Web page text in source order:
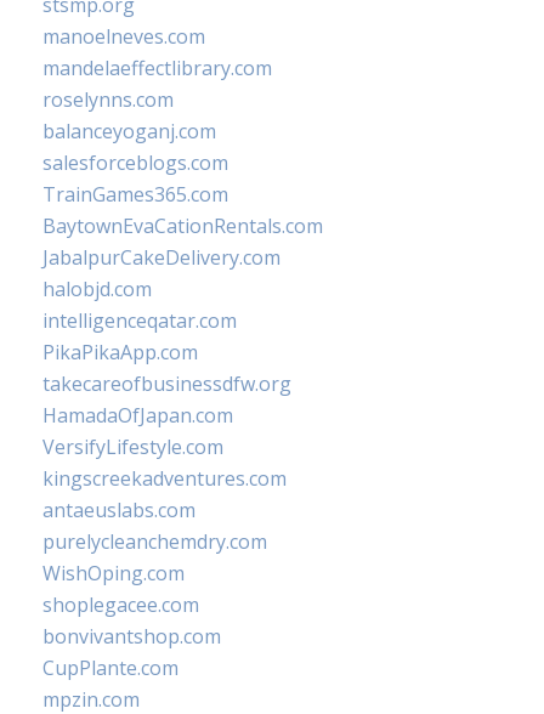
manoelneves.com
mandelaeffectlibrary.com
roselynns.com
balanceyoganj.com
salesforceblogs.com
TrainGames365.com
BaytownEvaCationRentals.com
JabalpurCakeDelivery.com
halobjd.com
intelligenceqatar.com
PikaPikaApp.com
takecareofbusinessdfw.org
HamadaOfJapan.com
VersifyLifestyle.com
kingscreekadventures.com
antaeuslabs.com
purelycleanchemdry.com
WishOping.com
shoplegacee.com
bonvivantshop.com
CupPlante.com
mpzin.com